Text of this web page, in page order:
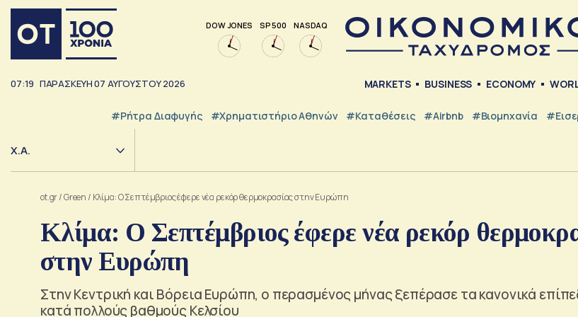
DOW JONES SP 500 NASDAQ
07:19 ΠΑΡΑΣΚΕΥΗ07 ΑΥΓΟΥΣΤΟΥ2026 MARKETS BUSINESS ECONOMY
#ρήτρα Διαφυγής #Χρηματιστήριο Αθηνών #Καταθέσεις #Airbnb #Βιομηχανία
Χ.Α.
ot.gr/Green / Κλίμα: Ο Σεπτέμβριος έφερε νέα ρεκόρ θερμοκρασίας στην Ευρώπη
Κλίμα: Ο Σεπτέμβριος έφερε νέα ρεκόρ
στην Ευρώπη
Στην Κεντρική και Βόρεια Ευρώπη, ο περασμένος μήνας ξεπέρασε τα κανονικά
κατά πολλούς βαθμούς Κελσίου